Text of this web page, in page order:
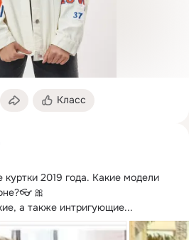
Класс
2019 года. Какие модели
🎀
а также интригующие...